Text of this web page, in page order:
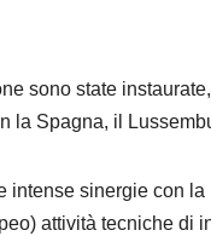
sono state
la Spagna, il
intense sinergie con
attività tecniche di